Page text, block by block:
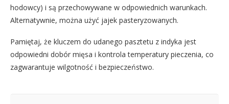
hodowcy) i są przechowywane w odpowiednich warunkach.
Alternatywnie, można użyć jajek pasteryzowanych.
Pamiętaj, że kluczem do udanego pasztetu z indyka jest
odpowiedni dobór mięsa i kontrola temperatury pieczenia, co
zagwarantuje wilgotność i bezpieczeństwo.